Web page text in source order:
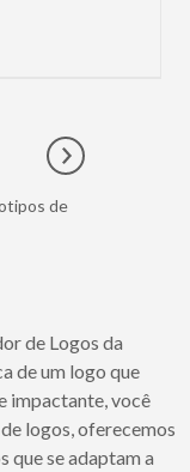
Go to next
de
de Logos da
de um logo que
impactante, você
logos, oferecemos
que se adaptam a